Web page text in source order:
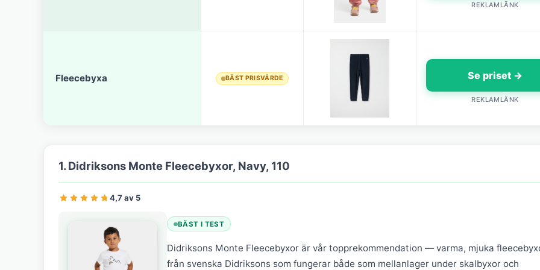
REKLAMLÄNK
Fleecebyxa BÄST PRISVÄRDE Se priset →
REKLAMLÄNK
1. Didriksons Monte Fleecebyxor, Navy, 110
4,7 av 5
BÄST I TEST
Didriksons Monte Fleecebyxor är vår topprekommendation — varma, mjuka
från svenska Didriksons som fungerar både som mellanlager under skalbyxor och